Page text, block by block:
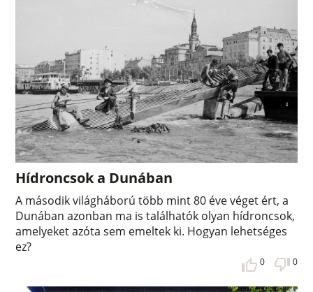
Hídroncsok a Dunában
A második világháború több mint 80 éve véget ért, a
Dunában azonban ma is találhatók olyan hídroncsok,
amelyeket azóta sem emeltek ki. Hogyan lehetséges
ez?
0 0